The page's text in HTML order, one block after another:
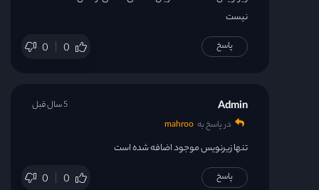
نیست
0 0 پاسخ
Admin
در پاسخ به mahroo
تنها زیرنویس موجود اضافه شده است
0 0
5 سال قبل
پاسخ